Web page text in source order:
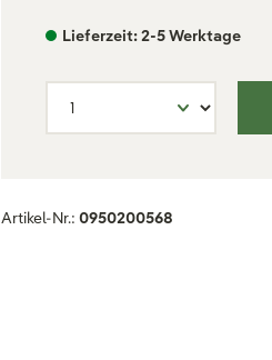
Lieferzeit: 2-5 Werktage
Artikel-Nr.: 0950200568